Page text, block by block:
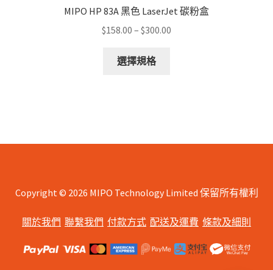
MIPO HP 83A 黑色 LaserJet 碳粉盒
$158.00 – $300.00
選擇規格
options
chosen
the
page
Copyright © 2026 MIPO Technology Limited 保留所有權利
關於我們 聯繫我們 付款方式 配送及運費 條款及細則